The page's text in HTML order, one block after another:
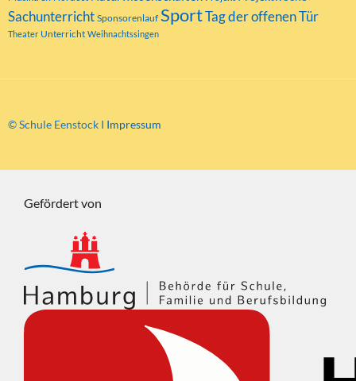
Sachunterricht Sponsorenlauf SportTag der offenen Tür
Theater Unterricht Weihnachtssingen
© Schule Eenstock I Impressum
Gefördert von